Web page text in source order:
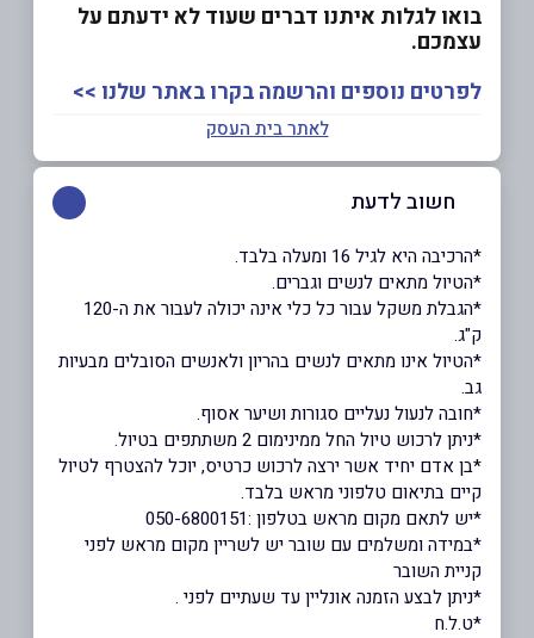
בואו לגלות איתנו דברים שעוד לא ידעתם על
עצמכם.
לפרטים נוספים והרשמה בקרו באתר שלנו >>
לאתר בית העסק
חשוב לדעת
*הרכיבה היא לגיל 16 ומעלה בלבד.
*הטיול מתאים לנשים וגברים.
*הגבלת משקל עבור כל כלי אינה יכולה לעבור את ה-120
ק"ג.
*הטיול אינו מתאים לנשים בהריון ולאנשים הסובלים מבעיות
גב.
*חובה לנעול נעליים סגורות ושיער אסוף.
*ניתן לרכוש טיול החל ממינימום 2 משתתפים בטיול.
*בן אדם יחיד אשר ירצה לרכוש כרטיס, יוכל להצטרף לטיול
קיים בתיאום טלפוני מראש בלבד.
*יש לתאם מקום מראש בטלפון :050-6800151
*במידה ומשלמים עם שובר יש לשריין מקום מראש לפני
קניית השובר
*ניתן לבצע הזמנה אונליין עד שעתיים לפני .
*ט.ל.ח